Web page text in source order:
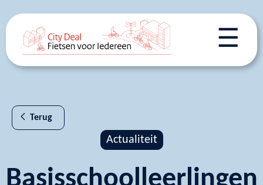
☰
Terug
Actualiteit